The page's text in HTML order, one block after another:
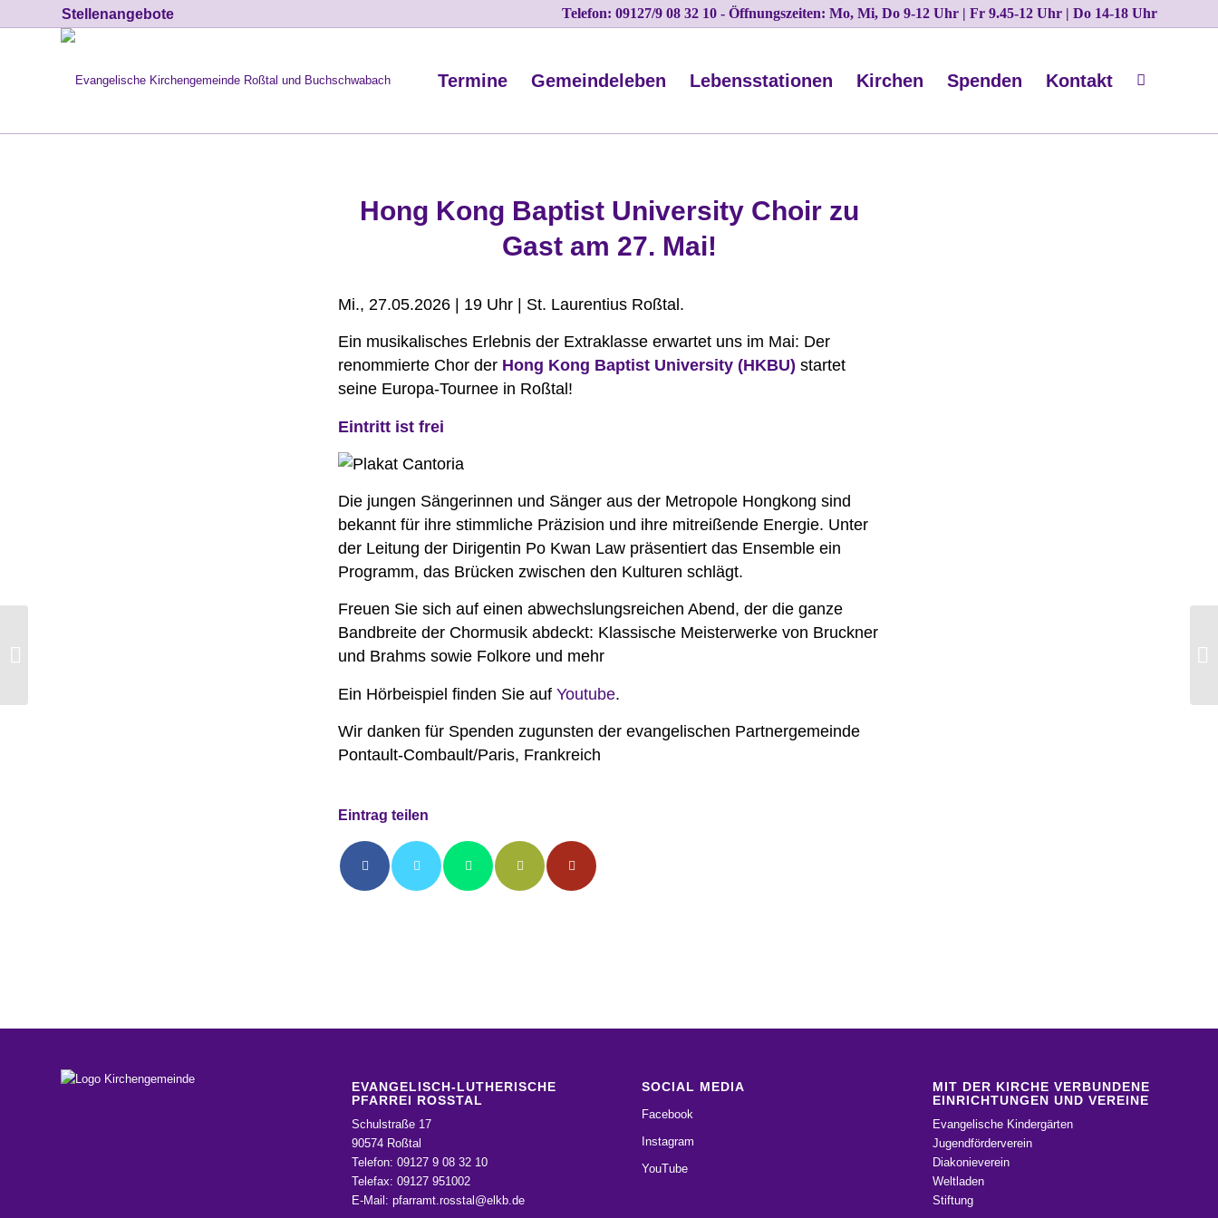
Stellenangebote Telefon: 09127/9 08 32 10 - Öffnungszeiten: Mo, Mi, Do 9-12 Uhr | Fr 9.45-12 Uhr | Do 14-18 Uhr
Termine Gemeindeleben Lebensstationen Kirchen Spenden Kontakt
Hong Kong Baptist University Choir zu
Gast am 27. Mai!
Mi., 27.05.2026 | 19 Uhr | St. Laurentius Roßtal.
Ein musikalisches Erlebnis der Extraklasse erwartet uns im Mai: Der
renommierte Chor der Hong Kong Baptist University (HKBU) startet
seine Europa-Tournee in Roßtal!
Eintritt ist frei
Die jungen Sängerinnen und Sänger aus der Metropole Hongkong sind
bekannt für ihre stimmliche Präzision und ihre mitreißende Energie. Unter
der Leitung der Dirigentin Po Kwan Law präsentiert das Ensemble ein
Programm, das Brücken zwischen den Kulturen schlägt.
Freuen Sie sich auf einen abwechslungsreichen Abend, der die ganze
Bandbreite der Chormusik abdeckt: Klassische Meisterwerke von Bruckner
und Brahms sowie Folkore und mehr
Ein Hörbeispiel finden Sie auf Youtube.
Wir danken für Spenden zugunsten der evangelischen Partnergemeinde
Pontault-Combault/Paris, Frankreich
Eintrag teilen
EVANGELISCH-LUTHERISCHE
PFARREI ROSSTAL
Schulstraße 17
90574 Roßtal
Telefon: 09127 9 08 32 10
Telefax: 09127 951002
E-Mail: pfarramt.rosstal@elkb.de
SOCIAL MEDIA
Facebook
Instagram
YouTube
MIT DER KIRCHE VERBUNDENE
EINRICHTUNGEN UND VEREINE
Evangelische Kindergärten
Jugendförderverein
Diakonieverein
Weltladen
Stiftung